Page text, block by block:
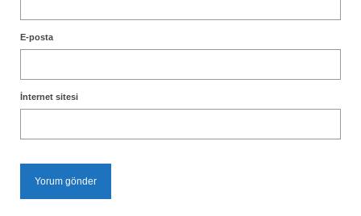
E-posta
İnternet sitesi